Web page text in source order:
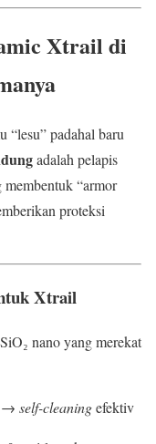
Xtrail di
“lesu” padahal baru
adalah pelapis
“armor
proteksi
Xtrail
nano yang merekat
→ self-cleaningefektiv